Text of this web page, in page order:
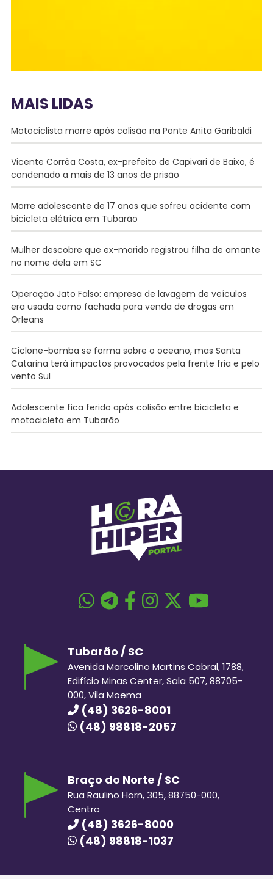
MAIS LIDAS
Motociclista morre após colisão na Ponte Anita Garibaldi
Vicente Corrêa Costa, ex-prefeito de Capivari de Baixo, é
condenado a mais de 13 anos de prisão
Morre adolescente de 17 anos que sofreu acidente com
bicicleta elétrica em Tubarão
Mulher descobre que ex-marido registrou filha de amante
no nome dela em SC
Operação Jato Falso: empresa de lavagem de veículos
era usada como fachada para venda de drogas em
Orleans
Ciclone-bomba se forma sobre o oceano, mas Santa
Catarina terá impactos provocados pela frente fria e pelo
vento Sul
Adolescente fica ferido após colisão entre bicicleta e
motocicleta em Tubarão
Tubarão / SC
Avenida Marcolino Martins Cabral, 1788,
Edifício Minas Center, Sala 507, 88705-
000, Vila Moema
(48) 3626-8001
(48) 98818-2057
Braço do Norte / SC
Rua Raulino Horn, 305, 88750-000,
Centro
(48) 3626-8000
(48) 98818-1037